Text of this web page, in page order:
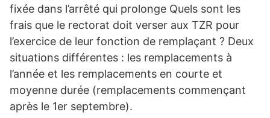
fixée dans l’arrêté qui prolonge Quels sont les
frais que le rectorat doit verser aux TZR pour
l’exercice de leur fonction de remplaçant ? Deux
situations différentes : les remplacements à
l’année et les remplacements en courte et
moyenne durée (remplacements commençant
après le 1er septembre).